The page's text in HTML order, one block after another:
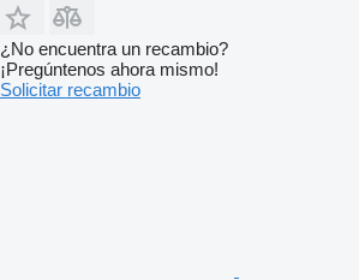
¿No encuentra un recambio?
¡Pregúntenos ahora mismo!
Solicitar recambio